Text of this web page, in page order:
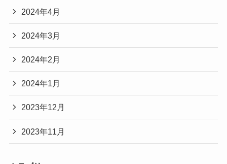
2024年4月
2024年3月
2024年2月
2024年1月
2023年12月
2023年11月